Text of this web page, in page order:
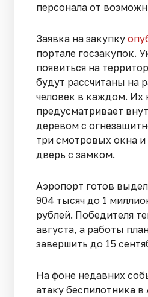
персонала от
Заявка на закупку
портале госзакупок.
появиться на
будут рассчитаны на
человек в каждом. Их
предусматривает
деревом с
три смотровых окна
дверь с замком.
Аэропорт готов
904 тысяч до 1
рублей. Победителя
августа, а работы
завершить до 15
На фоне недавних
атаку беспилотника в